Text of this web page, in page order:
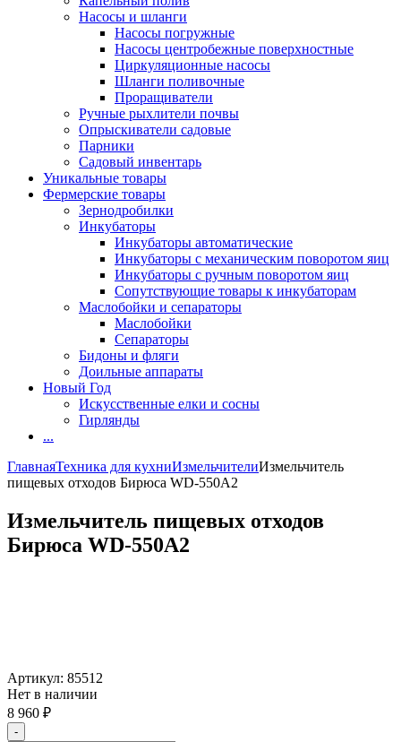
Насосы и шланги
Насосы погружные
Насосы центробежные поверхностные
Циркуляционные насосы
Шланги поливочные
Проращиватели
Ручные рыхлители почвы
Опрыскиватели садовые
Парники
Садовый инвентарь
Уникальные товары
Фермерские товары
Зернодробилки
Инкубаторы
Инкубаторы автоматические
Инкубаторы с механическим поворотом яиц
Инкубаторы с ручным поворотом яиц
Сопутствующие товары к инкубаторам
Маслобойки и сепараторы
Маслобойки
Сепараторы
Бидоны и фляги
Доильные аппараты
Новый Год
Искусственные елки и сосны
Гирлянды
...
ГлавнаяТехника для кухниИзмельчителиИзмельчитель
пищевых отходов Бирюса WD-550A2
Измельчитель пищевых отходов
Бирюса WD-550A2
Артикул: 85512
Нет в наличии
8 960 ₽
-